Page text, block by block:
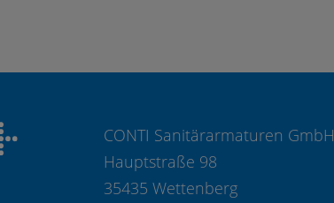
CONTI Sanitärarmaturen GmbH
Hauptstraße 98
35435 Wettenberg